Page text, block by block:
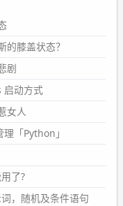
的膝盖状态？
剧
启动方式
女人
「Python」
了?
，随机及条件语句